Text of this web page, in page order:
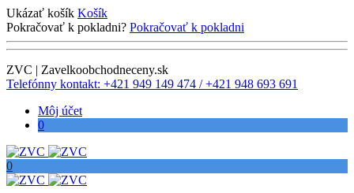
Ukázať košík Košík
Pokračovať k pokladni? Pokračovať k pokladni
ZVC | Zavelkoobchodneceny.sk
Telefónny kontakt: +421 949 149 474 / +421 948 693 691
Môj účet
0
0